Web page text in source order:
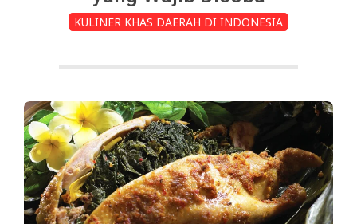
KULINER KHAS DAERAH DI INDONESIA